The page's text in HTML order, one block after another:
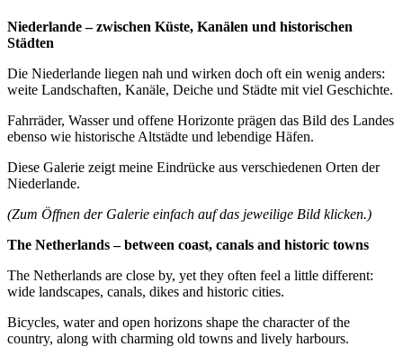
Niederlande – zwischen Küste, Kanälen und historischen
Städten
Die Niederlande liegen nah und wirken doch oft ein wenig anders:
weite Landschaften, Kanäle, Deiche und Städte mit viel Geschichte.
Fahrräder, Wasser und offene Horizonte prägen das Bild des Landes
ebenso wie historische Altstädte und lebendige Häfen.
Diese Galerie zeigt meine Eindrücke aus verschiedenen Orten der
Niederlande.
(Zum Öffnen der Galerie einfach auf das jeweilige Bild klicken.)
The Netherlands – between coast, canals and historic towns
The Netherlands are close by, yet they often feel a little different:
wide landscapes, canals, dikes and historic cities.
Bicycles, water and open horizons shape the character of the
country, along with charming old towns and lively harbours.